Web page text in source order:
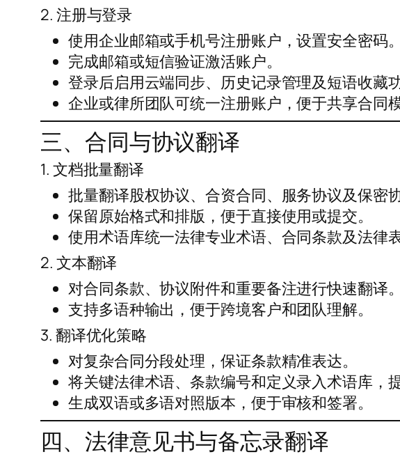
2. 注册与登录
使用企业邮箱或手机号注册账户，设置安全密码。
完成邮箱或短信验证激活账户。
登录后启用云端同步、历史记录管理及短语收藏
企业或律所团队可统一注册账户，便于共享合同
三、合同与协议翻译
1. 文档批量翻译
批量翻译股权协议、合资合同、服务协议及保密
保留原始格式和排版，便于直接使用或提交。
使用术语库统一法律专业术语、合同条款及法律
2. 文本翻译
对合同条款、协议附件和重要备注进行快速翻译。
支持多语种输出，便于跨境客户和团队理解。
3. 翻译优化策略
对复杂合同分段处理，保证条款精准表达。
将关键法律术语、条款编号和定义录入术语库，
生成双语或多语对照版本，便于审核和签署。
四、法律意见书与备忘录翻译